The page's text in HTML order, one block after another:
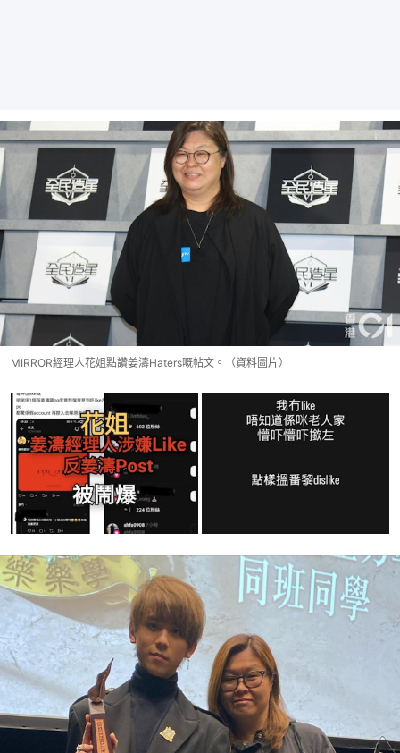
MIRROR經理人花姐點讚姜濤Haters嘅帖文。（資料圖片）